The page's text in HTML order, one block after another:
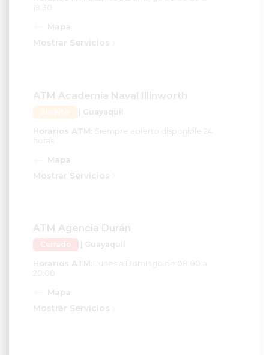
Mapa
Mostrar Servicios
Abierto | Guayaquil
Horarios ATM:Siempre abierto disponible 24
Mapa
Mostrar Servicios
Cerrado | Guayaquil
Horarios ATM:Lunes a Domingo de 08:00 a
Mapa
Mostrar Servicios